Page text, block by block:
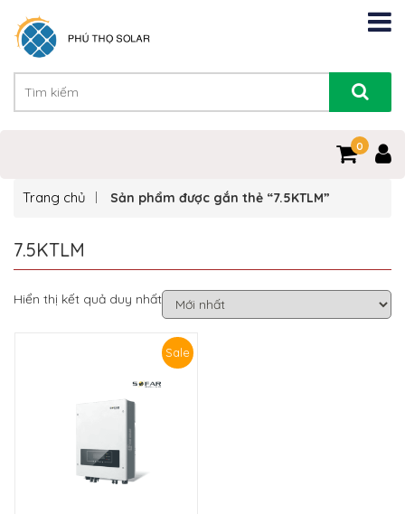
0
Trang chủ Sản phẩm được gắn thẻ “7.5KTLM”
7.5KTLM
Hiển thị kết quả duy nhất
Sale